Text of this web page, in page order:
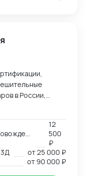
в России,
РФ, через
Сертификат ИСО (ISO) 9001 (сопровождение, подготовка документов)
12
500
₽
от25 000 ₽
от 90 000 ₽